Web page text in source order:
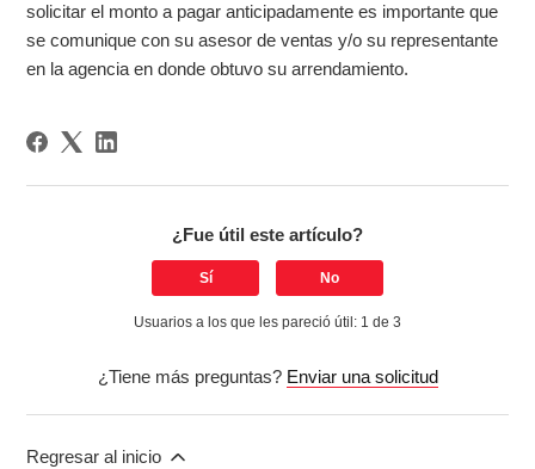
solicitar el monto a pagar anticipadamente es importante que
se comunique con su asesor de ventas y/o su representante
en la agencia en donde obtuvo su arrendamiento.
¿Fue útil este artículo?
Sí No
Usuarios a los que les pareció útil: 1 de 3
¿Tiene más preguntas? Enviar una solicitud
Regresar al inicio